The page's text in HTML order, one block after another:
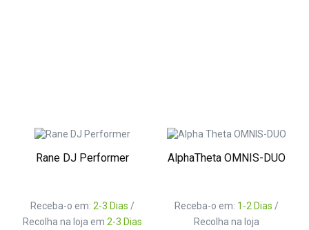
Rane DJ Performer
Receba-o em: 2-3 Dias /
Recolha na loja em 2-3 Dias
AlphaTheta OMNIS-DUO
Receba-o em: 1-2 Dias /
Recolha na loja